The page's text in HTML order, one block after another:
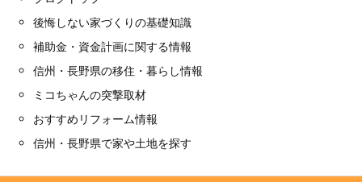
後悔しない家づくりの基礎知識
補助金・資金計画に関する情報
信州・長野県の移住・暮らし情報
ミコちゃんの突撃取材
おすすめリフォーム情報
信州・長野県で家や土地を探す